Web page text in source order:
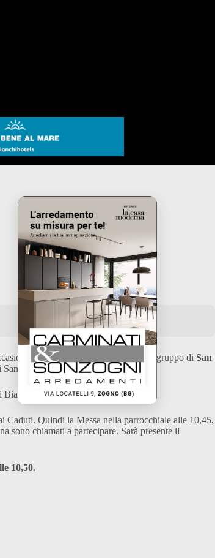
anche del 60° di fondazione del gruppo di San
San Giovanni Bianco.
Quindi la Messa nella parrocchiale alle 10,45,
sono chiamati a partecipare. Sarà presente il
10,50.